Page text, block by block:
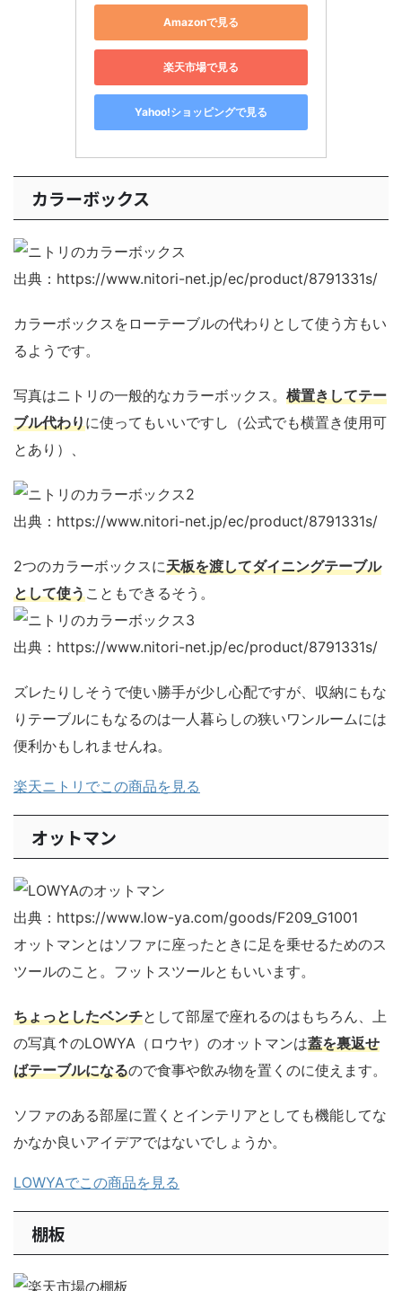
Amazonで見る
楽天市場で見る
Yahoo!ショッピングで見る
カラーボックス
出典：https://www.nitori-net.jp/ec/product/8791331s/
カラーボックスをローテーブルの代わりとして使う方もい
るようです。
写真はニトリの一般的なカラーボックス。 横置きしてテー
ブル代わりに使ってもいいですし（公式でも横置き使用可
とあり）、
出典：https://www.nitori-net.jp/ec/product/8791331s/
2つのカラーボックスに天板を渡してダイニングテーブル
として使うこともできるそう。
出典：https://www.nitori-net.jp/ec/product/8791331s/
ズレたりしそうで使い勝手が少し心配ですが、収納にもな
りテーブルにもなるのは一人暮らしの狭いワンルームには
便利かもしれませんね。
楽天ニトリでこの商品を見る
オットマン
出典：https://www.low-ya.com/goods/F209_G1001
オットマンとはソファに座ったときに足を乗せるためのス
ツールのこと。フットスツールともいいます。
ちょっとしたベンチとして部屋で座れるのはもちろん、上
の写真↑のLOWYA（ロウヤ）のオットマンは蓋を裏返せ
ばテーブルになるので食事や飲み物を置くのに使えます。
ソファのある部屋に置くとインテリアとしても機能してな
かなか良いアイデアではないでしょうか。
LOWYAでこの商品を見る
棚板